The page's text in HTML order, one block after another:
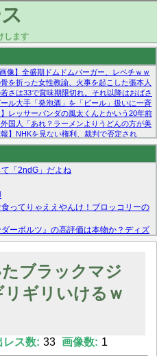
します
像】全盛期ドムドムバーガー、レベチｗｗ
を折った女性教諭、火事を起こした張本人
さは33で賞味期限切れ。それ以降はおばさ
ル大手「発泡酒」を「ビール」扱いに一斉
レッサーパンダの風太くんとかいう20年前
国人「あれ？ラーメンよりうどんの方が美
】NHKを見ない権利、裁判で否定され
でした」(1) 10:【悲報】日本企業の人手不
…」(1)
「2ndG」だよね
ってりゃええやんけ！ブロッコリーの
ーボルツ』の高評価は本物か？ディズ
ファンの本音とMCUの未来を徹底考
出演も新規獲得ならず？北川莉央が1
たエロ画像貼ってくよ
たブラックマジ
ギリいけるｗ
レス数: 33 画像数: 1